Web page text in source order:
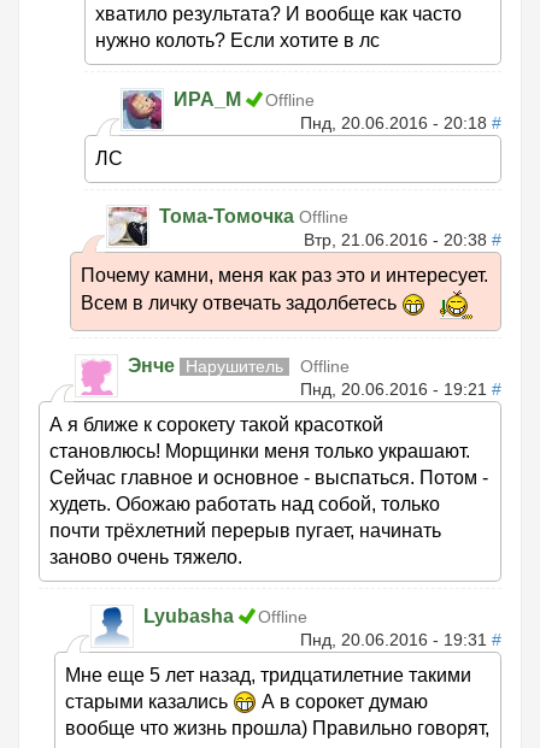
хватило результата? И вообще как часто
нужно колоть? Если хотите в лс
ИРА_М
Offline
Пнд, 20.06.2016 - 20:18 #
ЛС
Тома-Томочка Offline
Втр, 21.06.2016 - 20:38 #
Почему камни, меня как раз это и интересует.
Всем в личку отвечать задолбетесь
Энче Нарушитель
Offline
Пнд, 20.06.2016 - 19:21 #
А я ближе к сорокету такой красоткой
становлюсь! Морщинки меня только украшают.
Сейчас главное и основное - выспаться. Потом -
худеть. Обожаю работать над собой, только
почти трёхлетний перерыв пугает, начинать
заново очень тяжело.
Lyubasha
Offline
Пнд, 20.06.2016 - 19:31 #
Мне еще 5 лет назад, тридцатилетние такими
старыми казались
А в сорокет думаю
вообще что жизнь прошла) Правильно говорят,